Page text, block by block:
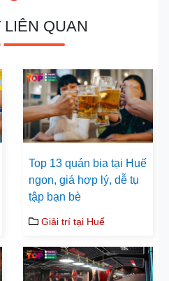
LIÊN QUAN
Top 13 quán bia tại Huế
ngon, giá hợp lý, dễ tụ
tập bạn bè
Giải trí tại Huế